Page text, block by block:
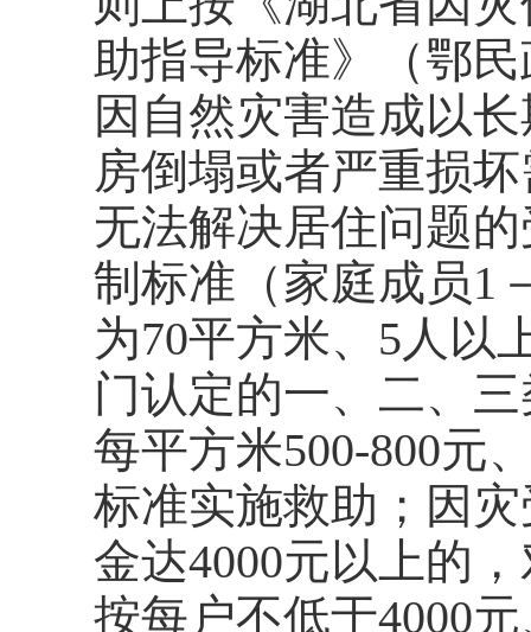
助指导标准》（鄂
因自然灾害造成以
房倒塌或者严重损
无法解决居住问题
制标准（家庭成员1
为70平方米、5人以
门认定的一、二、
每平方米500-800元
标准实施救助；因
金达4000元以上的
按每户不低于4000